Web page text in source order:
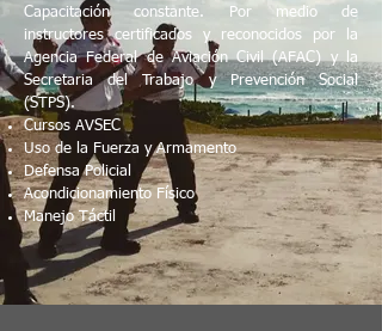
Capacitación constante. Por medio de
instructores certificados y reconocidos por la
Agencia Federal de Aviación Civil (AFAC) y la
Secretaria del Trabajo y Prevención Social
(STPS).
Cursos AVSEC
Uso de la Fuerza y Armamento
Defensa Policial
Acondicionamiento Físico
Manejo Táctil